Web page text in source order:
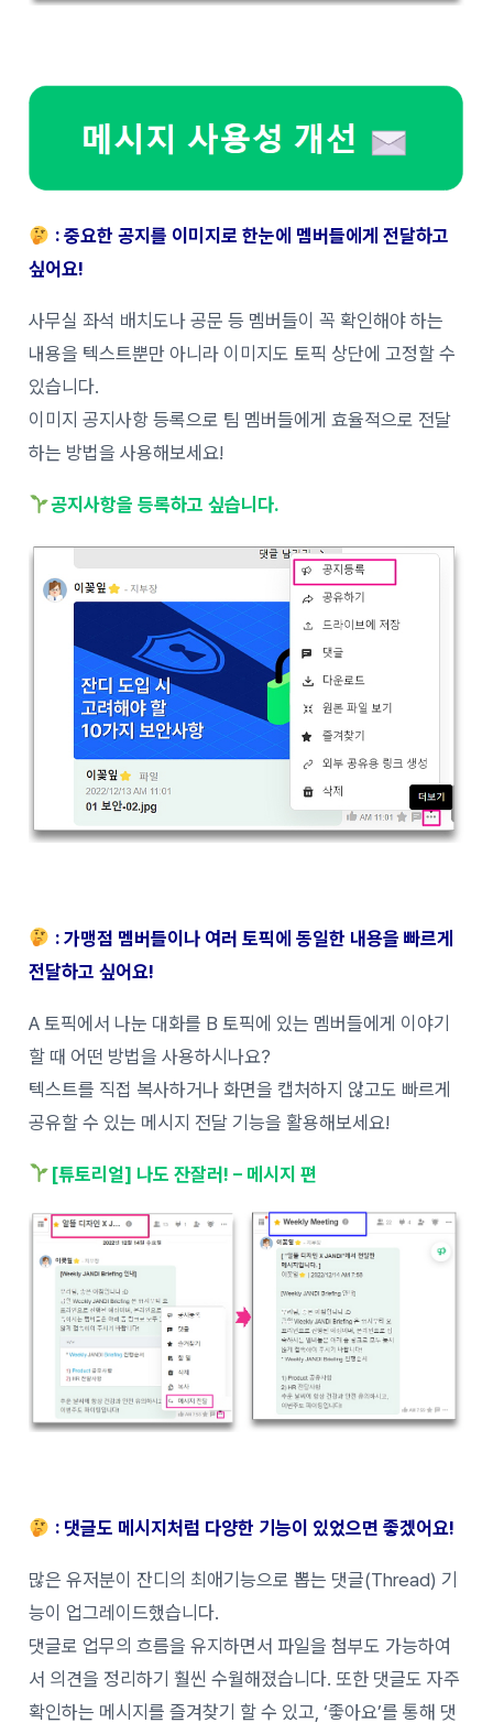
: 중요한 공지를 이미지로 한눈에 멤버들에게 전달하고
싶어요!
사무실 좌석 배치도나 공문 등 멤버들이 꼭 확인해야 하는
내용을 텍스트뿐만 아니라 이미지도 토픽 상단에 고정할 수
있습니다.
이미지 공지사항 등록으로 팀 멤버들에게 효율적으로 전달
하는 방법을 사용해보세요!
공지사항을 등록하고 싶습니다.
: 가맹점 멤버들이나 여러 토픽에 동일한 내용을 빠르게
전달하고 싶어요!
A 토픽에서 나눈 대화를 B 토픽에 있는 멤버들에게 이야기
할 때 어떤 방법을 사용하시나요?
텍스트를 직접 복사하거나 화면을 캡처하지 않고도 빠르게
공유할 수 있는 메시지 전달 기능을 활용해보세요!
[튜토리얼] 나도 잔잘러! – 메시지 편
: 댓글도 메시지처럼 다양한 기능이 있었으면 좋겠어요!
많은 유저분이 잔디의 최애기능으로 뽑는 댓글(Thread) 기
능이 업그레이드했습니다.
댓글로 업무의 흐름을 유지하면서 파일을 첨부도 가능하여
서 의견을 정리하기 훨씬 수월해졌습니다. 또한 댓글도 자주
확인하는 메시지를 즐겨찾기 할 수 있고, ‘좋아요’를 통해 댓